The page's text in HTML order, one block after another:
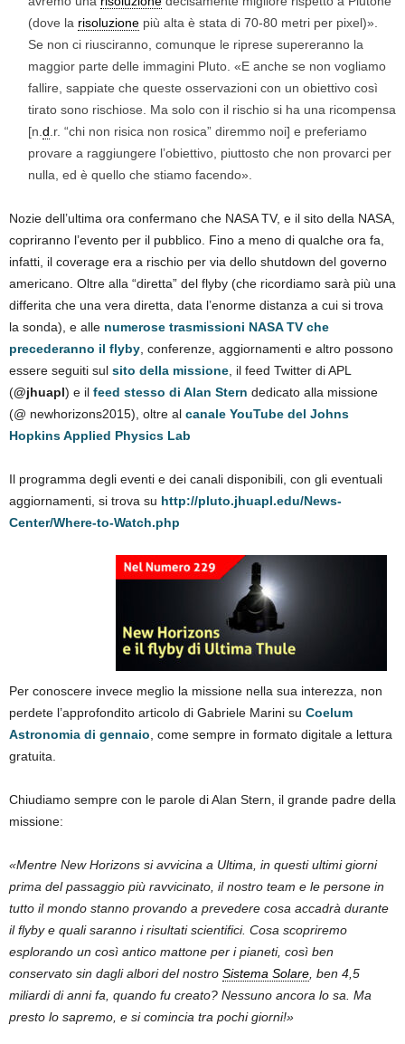
(dove la risoluzione più alta è stata di 70-80 metri per pixel)».
Se non ci riusciranno, comunque le riprese supereranno la
maggior parte delle immagini Pluto. «E anche se non vogliamo
fallire, sappiate che queste osservazioni con un obiettivo così
tirato sono rischiose. Ma solo con il rischio si ha una ricompensa
[n. d .r. “chi non risica non rosica” diremmo noi] e preferiamo
provare a raggiungere l’obiettivo, piuttosto che non provarci per
nulla, ed è quello che stiamo facendo».
Nozie dell’ultima ora confermano che NASA TV, e il sito della NASA,
copriranno l’evento per il pubblico. Fino a meno di qualche ora fa,
infatti, il coverage era a rischio per via dello shutdown del governo
americano. Oltre alla “diretta” del flyby (che ricordiamo sarà più una
differita che una vera diretta, data l’enorme distanza a cui si trova
la sonda), e alle numerose trasmissioni NASA TV che
precederanno il flyby , conferenze, aggiornamenti e altro possono
essere seguiti sul sito della missione , il feed Twitter di APL
(@jhuapl) e il feed stesso di Alan Stern dedicato alla missione
(@ newhorizons2015), oltre al canale YouTube del Johns
Hopkins Applied Physics Lab
Il programma degli eventi e dei canali disponibili, con gli eventuali
aggiornamenti, si trova su http://pluto.jhuapl.edu/News-
Center/Where-to-Watch.php
Per conoscere invece meglio la missione nella sua interezza, non
perdete l’approfondito articolo di Gabriele Marini su Coelum
Astronomia di gennaio , come sempre in formato digitale a lettura
gratuita.
Chiudiamo sempre con le parole di Alan Stern, il grande padre della
missione:
«Mentre New Horizons si avvicina a Ultima, in questi ultimi giorni
prima del passaggio più ravvicinato, il nostro team e le persone in
tutto il mondo stanno provando a prevedere cosa accadrà durante
il flyby e quali saranno i risultati scientifici. Cosa scopriremo
esplorando un così antico mattone per i pianeti, così ben
conservato sin dagli albori del nostro Sistema Solare , ben 4,5
miliardi di anni fa, quando fu creato? Nessuno ancora lo sa. Ma
presto lo sapremo, e si comincia tra pochi giorni!»